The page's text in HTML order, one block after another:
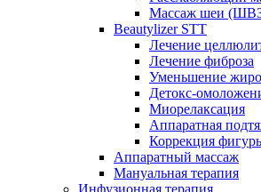
Массаж шеи
Beautylizer STT
Лечение
Лечение фиброза
Уменьшение
Детокс-
Миорелаксация
Аппаратная
Коррекция
Аппаратный массаж
Мануальная терапия
Инфузионная терапия